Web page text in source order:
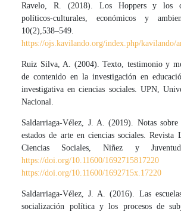
Ravelo, R. (2018). Los Hoppers y los
políticos-culturales, económicos y
10(2),538–549.
https://ojs.kavilando.org/index.php/kavilando/
Ruiz Silva, A. (2004). Texto, testimonio y
de contenido en la investigación en
investigativa en ciencias sociales. UPN,
Nacional.
Saldarriaga-Vélez, J. A. (2019). Notas
estados de arte en ciencias sociales. Revista
Ciencias Sociales, Niñez y
https://doi.org/10.11600/1692715817220
https://doi.org/10.11600/1692715x.17220
Saldarriaga-Vélez, J. A. (2016). Las
socialización política y los procesos de